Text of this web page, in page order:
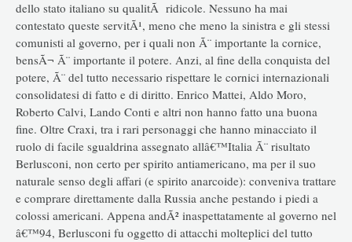
dello stato italiano su qualitÃ ridicole. Nessuno ha mai
contestato queste servitÃ¹, meno che meno la sinistra e gli stessi
comunisti al governo, per i quali non Ã¨ importante la cornice,
bensÃ¬ Ã¨ importante il potere. Anzi, al fine della conquista del
potere, Ã¨ del tutto necessario rispettare le cornici internazionali
consolidatesi di fatto e di diritto. Enrico Mattei, Aldo Moro,
Roberto Calvi, Lando Conti e altri non hanno fatto una buona
fine. Oltre Craxi, tra i rari personaggi che hanno minacciato il
ruolo di facile sgualdrina assegnato allâ€™Italia Ã¨ risultato
Berlusconi, non certo per spirito antiamericano, ma per il suo
naturale senso degli affari (e spirito anarcoide): conveniva trattare
e comprare direttamente dalla Russia anche pestando i piedi a
colossi americani. Appena andÃ² inaspettatamente al governo nel
â€™94, Berlusconi fu oggetto di attacchi molteplici del tutto